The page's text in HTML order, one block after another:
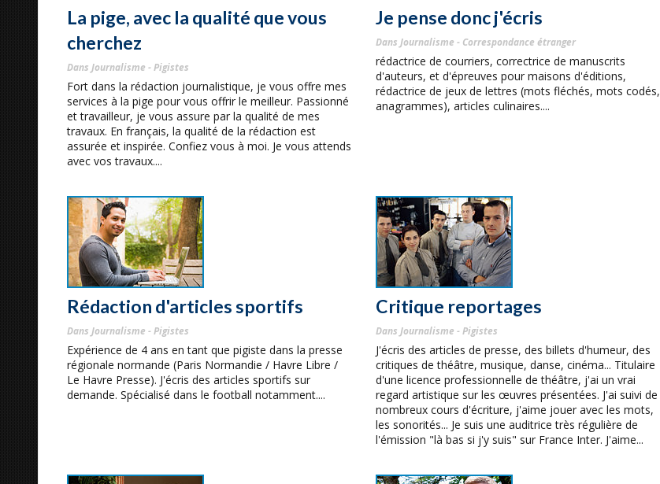
La pige, avec la qualité que vous
cherchez
Dans Journalisme - Pigistes
Fort dans la rédaction journalistique, je vous offre mes
services à la pige pour vous offrir le meilleur. Passionné
et travailleur, je vous assure par la qualité de mes
travaux. En français, la qualité de la rédaction est
assurée et inspirée. Confiez vous à moi. Je vous attends
avec vos travaux....
Je pense donc j'écris
Dans Journalisme - Correspondance étranger
rédactrice de courriers, correctrice de manuscrits
d'auteurs, et d'épreuves pour maisons d'éditions,
rédactrice de jeux de lettres (mots fléchés, mots codés,
anagrammes), articles culinaires....
Rédaction d'articles sportifs
Dans Journalisme - Pigistes
Expérience de 4 ans en tant que pigiste dans la presse
régionale normande (Paris Normandie / Havre Libre /
Le Havre Presse). J'écris des articles sportifs sur
demande. Spécialisé dans le football notamment....
Critique reportages
Dans Journalisme - Pigistes
J'écris des articles de presse, des billets d'humeur, des
critiques de théâtre, musique, danse, cinéma... Titulaire
d'une licence professionnelle de théâtre, j'ai un vrai
regard artistique sur les œuvres présentées. J'ai suivi de
nombreux cours d'écriture, j'aime jouer avec les mots,
les sonorités... Je suis une auditrice très régulière de
l'émission "là bas si j'y suis" sur France Inter. J'aime...